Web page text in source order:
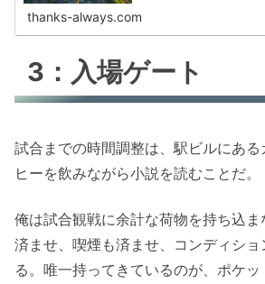
thanks-always.com
3：入場ゲート
試合までの時間調整は、駅ビルにあ
ヒーを飲みながら小説を読むことだ。
俺は試合観戦に余計な荷物を持ち込
済ませ、喫煙も済ませ、コンディシ
る。唯一持ってきているのが、ポケ